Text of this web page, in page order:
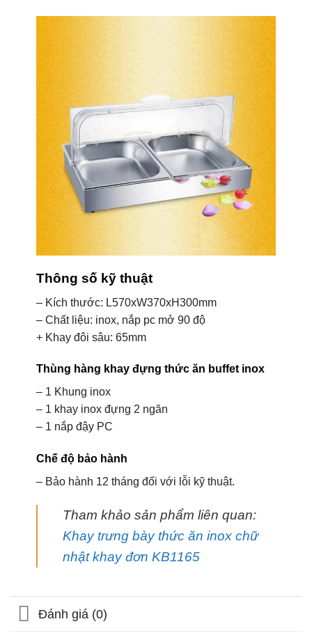
Thông số kỹ thuật
– Kích thước: L570xW370xH300mm
– Chất liệu: inox, nắp pc mở 90 độ
+ Khay đôi sâu: 65mm
Thùng hàng khay đựng thức ăn buffet inox
– 1 Khung inox
– 1 khay inox đựng 2 ngăn
– 1 nắp đậy PC
Chế độ bảo hành
– Bảo hành 12 tháng đối với lỗi kỹ thuật.
Tham khảo sản phẩm liên quan:
Khay trưng bày thức ăn inox chữ
nhật khay đơn KB1165
Đánh giá (0)